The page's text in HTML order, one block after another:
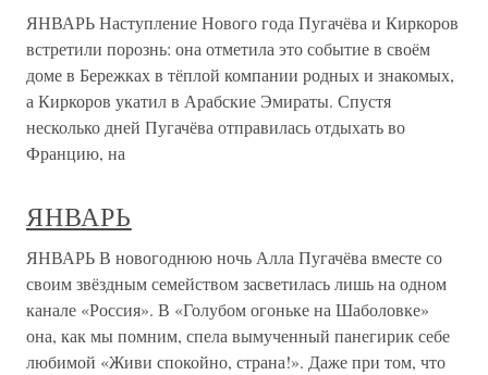
ЯНВАРЬ Наступление Нового года Пугачёва и Киркоров
встретили порознь: она отметила это событие в своём
доме в Бережках в тёплой компании родных и знакомых,
а Киркоров укатил в Арабские Эмираты. Спустя
несколько дней Пугачёва отправилась отдыхать во
Францию, на
ЯНВАРЬ
ЯНВАРЬ В новогоднюю ночь Алла Пугачёва вместе со
своим звёздным семейством засветилась лишь на одном
канале «Россия». В «Голубом огоньке на Шаболовке»
она, как мы помним, спела вымученный панегирик себе
любимой «Живи спокойно, страна!». Даже при том, что